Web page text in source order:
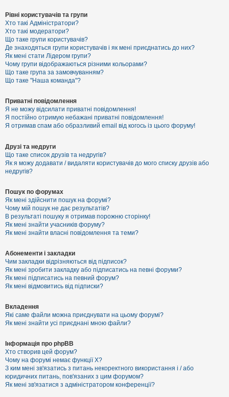
о
г
а
Рівні користувачів та групи
Хто такі Адміністратори?
Хто такі модератори?
Що таке групи користувачів?
Де знаходяться групи користувачів і як мені приєднатись до них?
Як мені стати Лідером групи?
Чому групи відображаються різними кольорами?
Що таке група за замовчуванням?
Що таке "Наша команда"?
Приватні повідомлення
Я не можу відсилати приватні повідомлення!
Я постійно отримую небажані приватні повідомлення!
Я отримав спам або образливий email від когось із цього форуму!
Друзі та недруги
Що таке список друзів та недругів?
Як я можу додавати / видаляти користувачів до мого списку друзів або
недругів?
Пошук по форумах
Як мені здійснити пошук на форумі?
Чому мій пошук не дає результатів?
В результаті пошуку я отримав порожню сторінку!
Як мені знайти учасників форуму?
Як мені знайти власні повідомлення та теми?
Абонементи і закладки
Чим закладки відрізняються від підписок?
Як мені зробити закладку або підписатись на певні форуми?
Як мені підписатись на певний форум?
Як мені відмовитись від підписки?
Вкладення
Які саме файли можна приєднувати на цьому форумі?
Як мені знайти усі приєднані мною файли?
Інформація про phpBB
Хто створив цей форум?
Чому на форумі немає функції X?
З ким мені зв'язатись з питань некоректного використання і / або
юридичних питань, пов'язаних з цим форумом?
Як мені зв'язатися з адміністратором конференції?